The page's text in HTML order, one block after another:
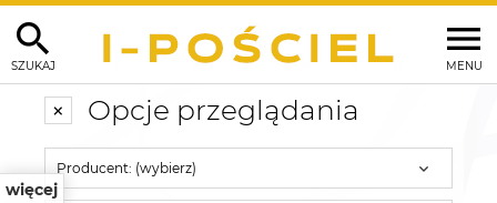
MENU
SZUKAJ
więcej
Opcje przeglądania
Producent: (wybierz)